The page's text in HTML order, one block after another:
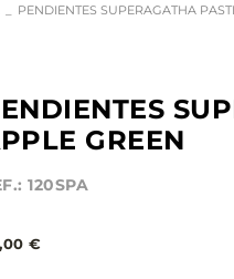
PENDIENTES SUPERAGATHA
GREEN
120SPA
€